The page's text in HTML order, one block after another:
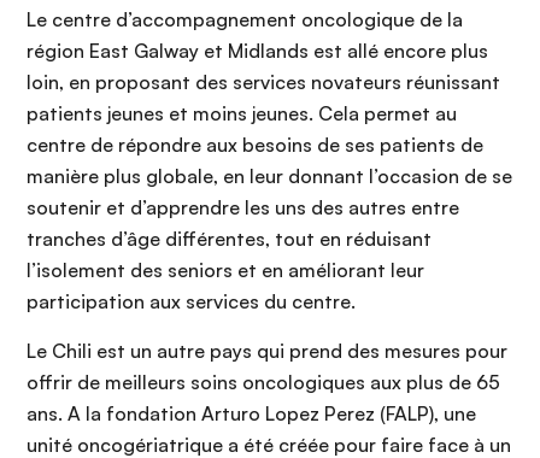
Le centre d’accompagnement oncologique de la
région East Galway et Midlands est allé encore plus
loin, en proposant des services novateurs réunissant
patients jeunes et moins jeunes. Cela permet au
centre de répondre aux besoins de ses patients de
manière plus globale, en leur donnant l’occasion de se
soutenir et d’apprendre les uns des autres entre
tranches d’âge différentes, tout en réduisant
l’isolement des seniors et en améliorant leur
participation aux services du centre.
Le Chili est un autre pays qui prend des mesures pour
offrir de meilleurs soins oncologiques aux plus de 65
ans. A la fondation Arturo Lopez Perez (FALP), une
unité oncogériatrique a été créée pour faire face à un